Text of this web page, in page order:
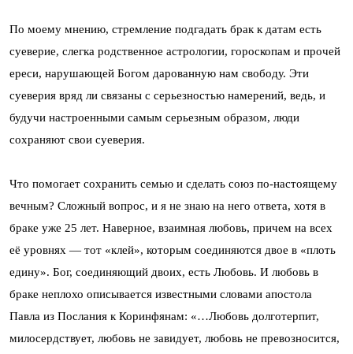
По моему мнению, стремление подгадать брак к датам есть
суеверие, слегка родственное астрологии, гороскопам и прочей
ереси, нарушающей Богом дарованную нам свободу. Эти
суеверия вряд ли связаны с серьезностью намерений, ведь, и
будучи настроенными самым серьезным образом, люди
сохраняют свои суеверия.
Что помогает сохранить семью и сделать союз по-настоящему
вечным? Сложный вопрос, и я не знаю на него ответа, хотя в
браке уже 25 лет. Наверное, взаимная любовь, причем на всех
её уровнях — тот «клей», которым соединяются двое в «плоть
едину». Бог, соединяющий двоих, есть Любовь. И любовь в
браке неплохо описывается известными словами апостола
Павла из Послания к Коринфянам: «…Любовь долготерпит,
милосердствует, любовь не завидует, любовь не превозносится,